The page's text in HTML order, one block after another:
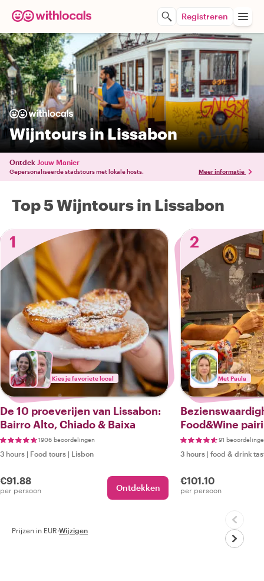
Registreren
Wijntours in Lissabon
Ontdek Jouw Manier
Gepersonaliseerde stadstours met lokale hosts. Meer informatie
Top 5 Wijntours in Lissabon
1
Kies je favoriete local
De 10 proeverijen van Lissabon:
Bairro Alto, Chiado & Baixa
1906 beoordelingen
3 hours | Food tours | Lisbon
€91.88
per persoon Ontdekken
2
Met Paula
Food&Wine
met een91
3 hours | food & drink
€101.10
per persoon
Prijzen in EUR·Wijzigen